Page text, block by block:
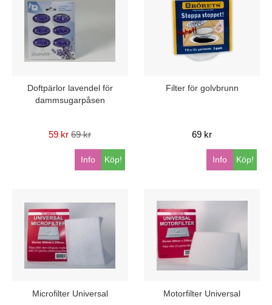
Doftpärlor lavendel för
dammsugarpåsen
59 kr 69 kr
Köp!
Info
Filter för golvbrunn
69 kr
Köp!
Info
Microfilter Universal Motorfilter Universal